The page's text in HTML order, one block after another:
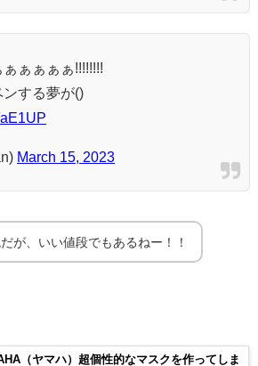
ぁぁぁぁ!!!!!!!!
ンする夢が()
March 15, 2023
が、いい値段でもあるねー！！
（ヤマハ）超個性的なマスクを作ってしま